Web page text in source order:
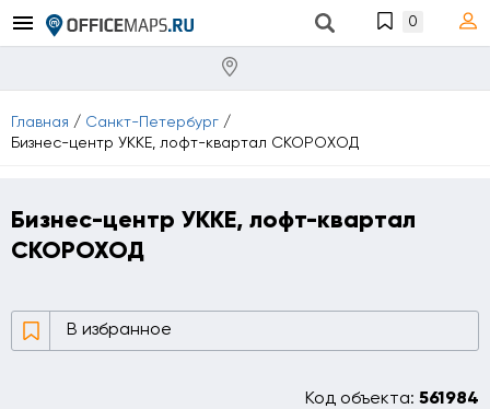
0
Главная / Санкт-Петербург /
Бизнес-центр УККЕ, лофт-квартал СКОРОХОД
Бизнес-центр УККЕ, лофт-квартал
СКОРОХОД
В избранное
Код объекта: 561984